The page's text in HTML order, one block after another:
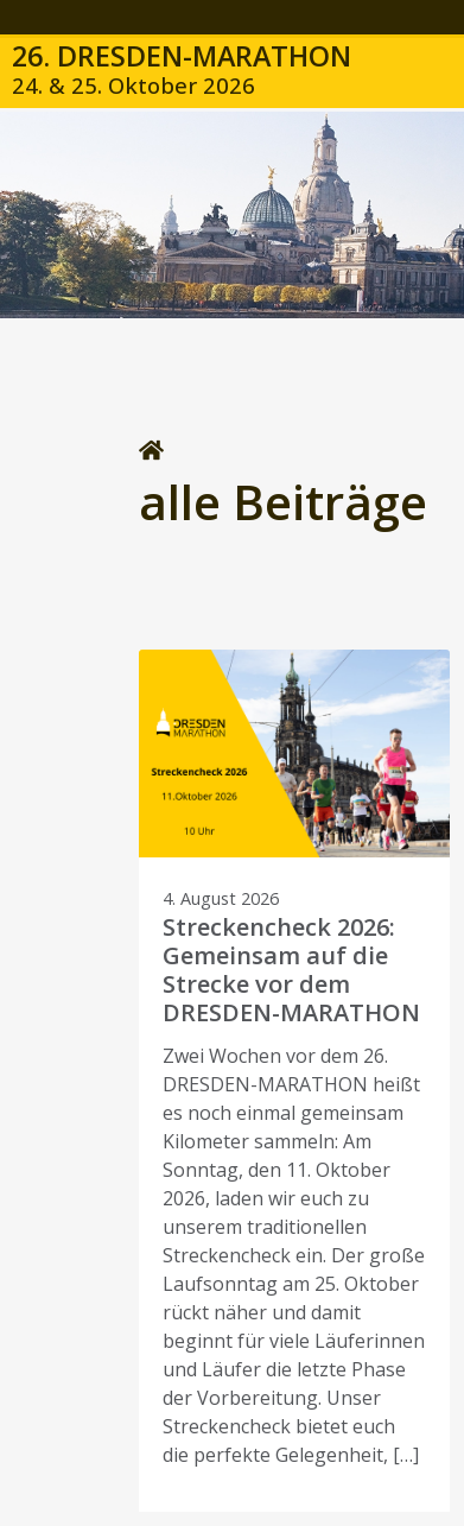
26. DRESDEN-MARATHON
24. & 25. Oktober 2026
alle Beiträge
4. August 2026
Streckencheck 2026:
Gemeinsam auf die
Strecke vor dem
DRESDEN-MARATHON
Zwei Wochen vor dem 26.
DRESDEN-MARATHON heißt
es noch einmal gemeinsam
Kilometer sammeln: Am
Sonntag, den 11. Oktober
2026, laden wir euch zu
unserem traditionellen
Streckencheck ein. Der große
Laufsonntag am 25. Oktober
rückt näher und damit
beginnt für viele Läuferinnen
und Läufer die letzte Phase
der Vorbereitung. Unser
Streckencheck bietet euch
die perfekte Gelegenheit, […]